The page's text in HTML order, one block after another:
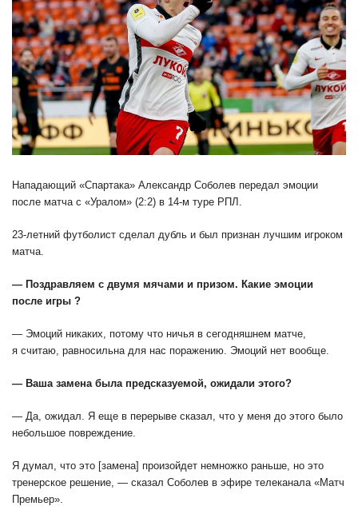
Нападающий «Спартака» Александр Соболев передал эмоции
после матча с «Уралом» (2:2) в 14-м туре РПЛ.
23-летний футболист сделал дубль и был признан лучшим игроком
матча.
— Поздравляем с двумя мячами и призом. Какие эмоции
после игры ?
— Эмоций никаких, потому что ничья в сегодняшнем матче,
я считаю, равносильна для нас поражению. Эмоций нет вообще.
— Ваша замена была предсказуемой, ожидали этого?
— Да, ожидал. Я еще в перерыве сказал, что у меня до этого было
небольшое повреждение.
Я думал, что это [замена] произойдет немножко раньше, но это
тренерское решение, — сказал Соболев в эфире телеканала «Матч
Премьер».